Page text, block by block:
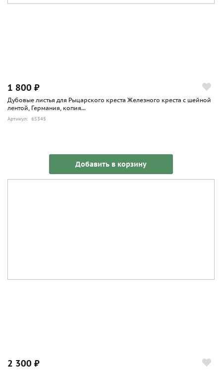
1 800 ₽
Дубовые листья для Рыцарского креста Железного креста с шейной
лентой, Германия, копия...
Артикул: 65345
Добавить в корзину
2 300 ₽